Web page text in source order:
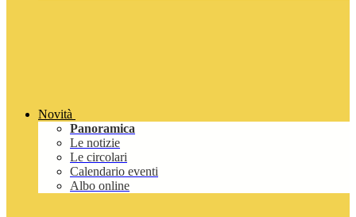
Novità
Panoramica
Le notizie
Le circolari
Calendario eventi
Albo online